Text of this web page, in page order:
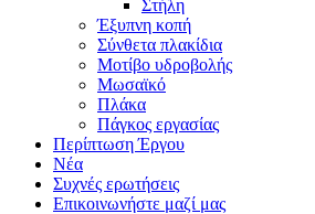
Στήλη
Έξυπνη κοπή
Σύνθετα πλακίδια
Μοτίβο υδροβολής
Μωσαϊκό
Πλάκα
Πάγκος εργασίας
Περίπτωση Έργου
Νέα
Συχνές ερωτήσεις
Επικοινωνήστε μαζί μας